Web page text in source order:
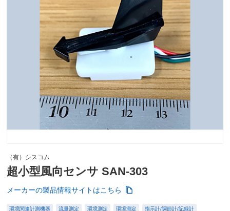
（有）シスコム
超小型風向センサ SAN-303
メーカーの製品情報サイトはこちら
環境関連計測機器 流量測定 環境測定 環境測定 指示計/調節計/記録計